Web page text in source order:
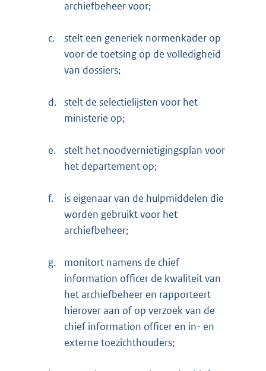
archiefbeheer voor;
c.
stelt een generiek normenkader op
voor de toetsing op de volledigheid
van dossiers;
d. stelt de selectielijsten voor het
ministerie op;
e.
stelt het noodvernietigingsplan voor
het departement op;
f.
is eigenaar van de hulpmiddelen die
worden gebruikt voor het
archiefbeheer;
g.
monitort namens de chief
information officer de kwaliteit van
het archiefbeheer en rapporteert
hierover aan of op verzoek van de
chief information officer en in- en
externe toezichthouders;